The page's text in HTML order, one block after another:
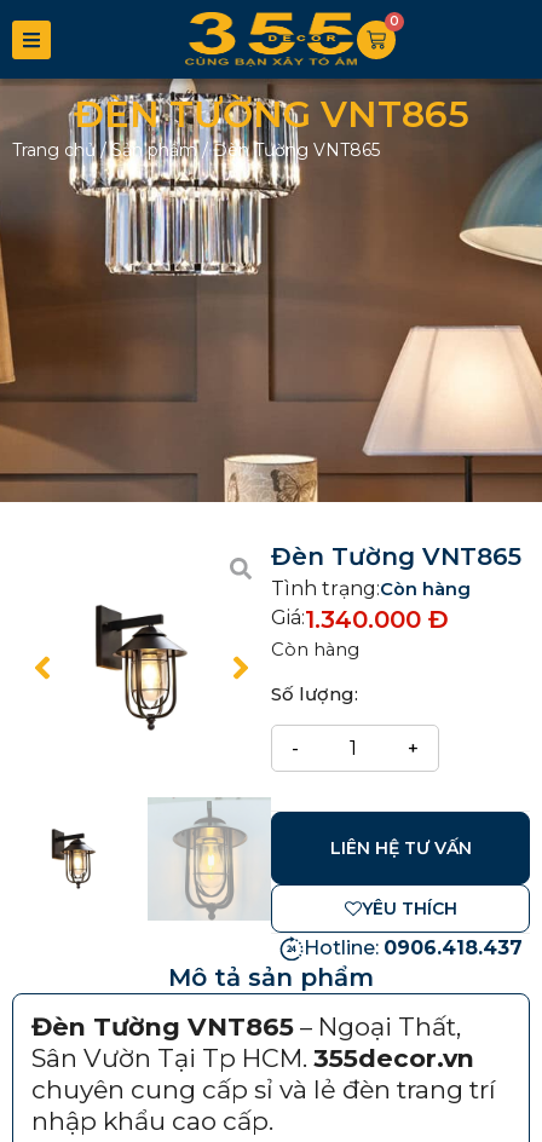
0
ĐÈN TƯỜNG VNT865
Trang chủ/Sản phẩm/Đèn Tường VNT865
Đèn Tường VNT865
Tình trạng:Còn hàng
Giá:1.340.000 Đ
Còn hàng
Số lượng:
LIÊN HỆ TƯ VẤN
YÊU THÍCH
Hotline: 0906.418.437
Mô tả sản phẩm
Đèn Tường VNT865 – Ngoại Thất,
Sân Vườn Tại Tp HCM. 355decor.vn
chuyên cung cấp sỉ và lẻ đèn trang trí
nhập khẩu cao cấp.